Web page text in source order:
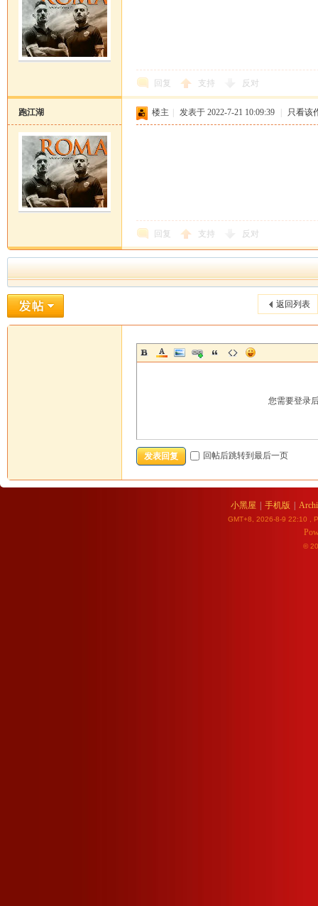
回复 支持 反对
跑江湖 楼主 发表于 2022-7-21 10:09:39 只看该
回复 支持 反对
返回列表
您需要登录
发表回复 回帖后跳转到最后一页
小黑屋 手机版
GMT+8, 2026-8-9 22:10 ,
©